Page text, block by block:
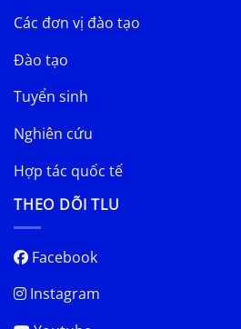
Các đơn vị đào tạo
Đào tạo
Tuyển sinh
Nghiên cứu
Hợp tác quốc tế
THEO DÕI TLU
Facebook
Instagram